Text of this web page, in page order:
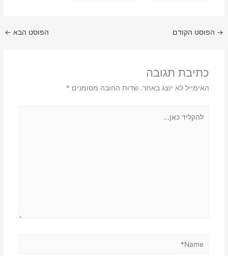
→ הפוסט הקודם הפוסט הבא ←
כתיבת תגובה
האימייל לא יוצג באתר. שדות החובה מסומנים *